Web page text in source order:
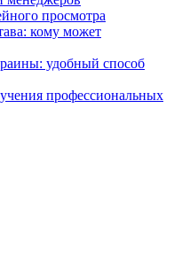
просмотра
кому может
удобный способ
профессиональных